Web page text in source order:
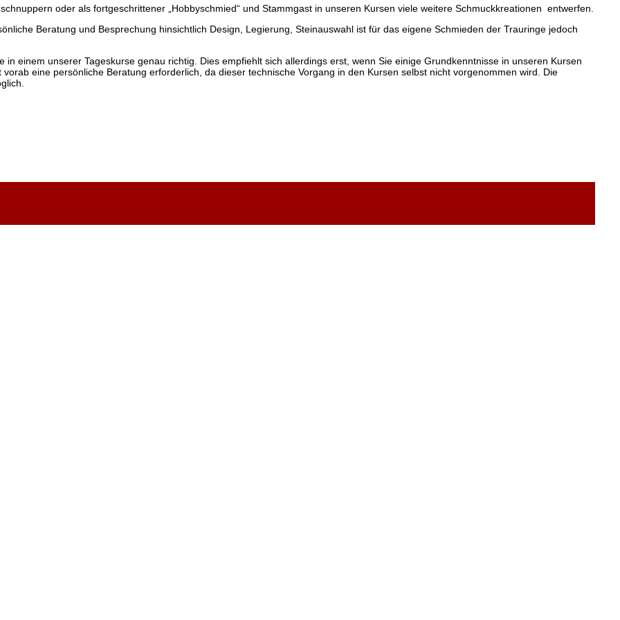
oder als fortgeschrittener „Hobbyschmied“ und Stammgast in unseren Kursen viele weitere Schmuckkreationen entwerfen.
Beratung und Besprechung hinsichtlich Design, Legierung, Steinauswahl ist für das eigene Schmieden der Trauringe jedoch
einem unserer Tageskurse genau richtig. Dies empfiehlt sich allerdings erst, wenn Sie einige Grundkenntnisse in unseren Kursen
eine persönliche Beratung erforderlich, da dieser technische Vorgang in den Kursen selbst nicht vorgenommen wird. Die